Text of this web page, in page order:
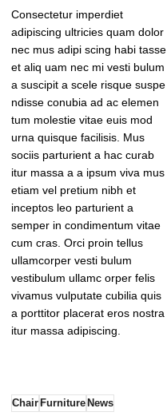
Consectetur imperdiet
adipiscing ultricies quam dolor
nec mus adipi scing habi tasse
et aliq uam nec mi vesti bulum
a suscipit a scele risque suspe
ndisse conubia ad ac elemen
tum molestie vitae euis mod
urna quisque facilisis. Mus
sociis parturient a hac curab
itur massa a a ipsum viva mus
etiam vel pretium nibh et
inceptos leo parturient a
semper in condimentum vitae
cum cras. Orci proin tellus
ullamcorper vesti bulum
vestibulum ullamc orper felis
vivamus vulputate cubilia quis
a porttitor placerat eros nostra
itur massa adipiscing.
ChairFurnitureNews